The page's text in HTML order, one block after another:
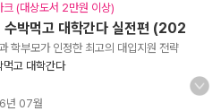
크 (대상도서 2만원 이상)
박먹고 대학간다 실전편 (202
학부모가 인정한 최고의 대입지원 전략
고 대학간다
년 07월